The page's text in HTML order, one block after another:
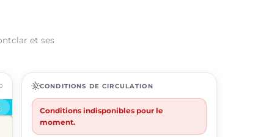
et ses
routineCONDITIONS DE CIRCULATION
Conditions indisponibles pour le
moment.